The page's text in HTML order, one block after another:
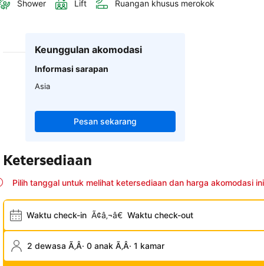
Shower Lift Ruangan khusus merokok
Keunggulan akomodasi
Informasi sarapan
Asia
Pesan sekarang
Ketersediaan
Pilih tanggal untuk melihat ketersediaan dan harga akomodasi ini
Waktu check-in Ã¢â‚¬â€ Waktu check-out
2 dewasa Ã‚Â· 0 anak Ã‚Â· 1 kamar